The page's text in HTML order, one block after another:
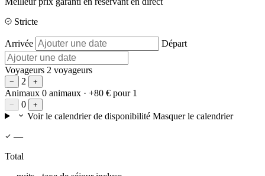
Stricte
Arrivée Départ
Voyageurs 2 voyageurs
− 2 +
Animaux 0 animaux · +80 € pour 1
− 0 +
Voir le calendrier de disponibilité Masquer le calendrier
—
Total